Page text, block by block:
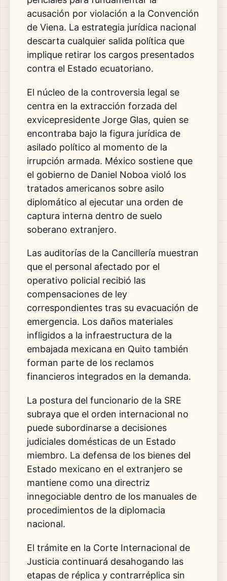
acusación por violación a la Convención
de Viena. La estrategia jurídica nacional
descarta cualquier salida política que
implique retirar los cargos presentados
contra el Estado ecuatoriano.
El núcleo de la controversia legal se
centra en la extracción forzada del
exvicepresidente Jorge Glas, quien se
encontraba bajo la figura jurídica de
asilado político al momento de la
irrupción armada. México sostiene que
el gobierno de Daniel Noboa violó los
tratados americanos sobre asilo
diplomático al ejecutar una orden de
captura interna dentro de suelo
soberano extranjero.
Las auditorías de la Cancillería muestran
que el personal afectado por el
operativo policial recibió las
compensaciones de ley
correspondientes tras su evacuación de
emergencia. Los daños materiales
infligidos a la infraestructura de la
embajada mexicana en Quito también
forman parte de los reclamos
financieros integrados en la demanda.
La postura del funcionario de la SRE
subraya que el orden internacional no
puede subordinarse a decisiones
judiciales domésticas de un Estado
miembro. La defensa de los bienes del
Estado mexicano en el extranjero se
mantiene como una directriz
innegociable dentro de los manuales de
procedimientos de la diplomacia
nacional.
El trámite en la Corte Internacional de
Justicia continuará desahogando las
etapas de réplica y contrarréplica sin